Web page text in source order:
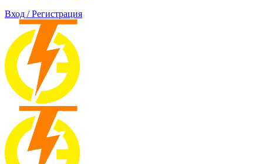
Вход / Регистрация